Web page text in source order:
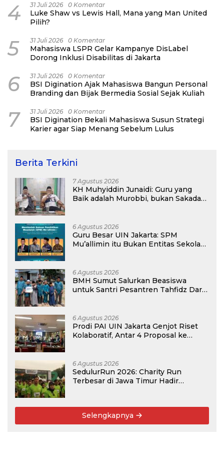
4 31 Juli 2026 0 Komentar
Luke Shaw vs Lewis Hall, Mana yang Man United
Pilih?
5 31 Juli 2026 0 Komentar
Mahasiswa LSPR Gelar Kampanye DisLabel
Dorong Inklusi Disabilitas di Jakarta
6 31 Juli 2026 0 Komentar
BSI Digination Ajak Mahasiswa Bangun Personal
Branding dan Bijak Bermedia Sosial Sejak Kuliah
7 31 Juli 2026 0 Komentar
BSI Digination Bekali Mahasiswa Susun Strategi
Karier agar Siap Menang Sebelum Lulus
Berita Terkini
7 Agustus 2026
KH Muhyiddin Junaidi: Guru yang
Baik adalah Murobbi, bukan Sakadar
6 Agustus 2026
Guru Besar UIN Jakarta: SPM
Mu’allimin itu Bukan Entitas Sekolah
6 Agustus 2026
BMH Sumut Salurkan Beasiswa
untuk Santri Pesantren Tahfidz Darul
6 Agustus 2026
Prodi PAI UIN Jakarta Genjot Riset
Kolaboratif, Antar 4 Proposal ke
6 Agustus 2026
SedulurRun 2026: Charity Run
Terbesar di Jawa Timur Hadir
Guru Honorer
Selengkapnya